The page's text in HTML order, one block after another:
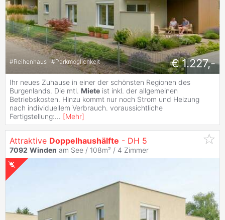
#Reihenhaus #Parkmöglichkeit € 1.227,-
Ihr neues Zuhause in einer der schönsten Regionen des
Burgenlands. Die mtl. Miete ist inkl. der allgemeinen
Betriebskosten. Hinzu kommt nur noch Strom und Heizung
nach individuellem Verbrauch. voraussichtliche
Fertigstellung:... [Mehr]
Attraktive Doppelhaushälfte - DH 5
7092 Winden am See / 108m² / 4 Zimmer